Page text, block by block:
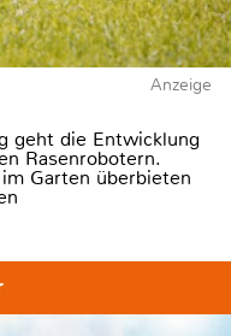
Anzeige
geht die Entwicklung
Rasenrobotern.
Garten überbieten